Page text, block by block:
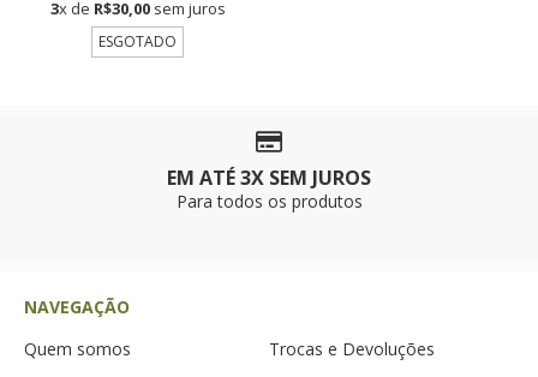
3x de R$30,00sem juros
ESGOTADO
EM ATÉ 3X SEM JUROS
Para todos os produtos
NAVEGAÇÃO
Quem somos
Trocas e Devoluções